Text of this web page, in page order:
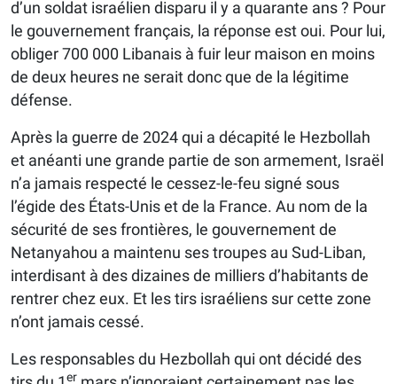
d’un soldat israélien disparu il y a quarante ans ? Pour
le gouvernement français, la réponse est oui. Pour lui,
obliger 700 000 Libanais à fuir leur maison en moins
de deux heures ne serait donc que de la légitime
défense.
Après la guerre de 2024 qui a décapité le Hezbollah
et anéanti une grande partie de son armement, Israël
n’a jamais respecté le cessez-le-feu signé sous
l’égide des États-Unis et de la France. Au nom de la
sécurité de ses frontières, le gouvernement de
Netanyahou a maintenu ses troupes au Sud-Liban,
interdisant à des dizaines de milliers d’habitants de
rentrer chez eux. Et les tirs israéliens sur cette zone
n’ont jamais cessé.
Les responsables du Hezbollah qui ont décidé des
er